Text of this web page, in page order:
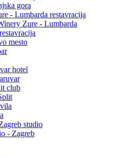
gora
Zure - Lumbarda
mesto
- Zagreb